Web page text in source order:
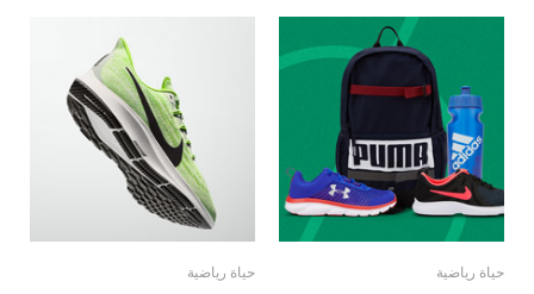
حياة رياضية حياة رياضية